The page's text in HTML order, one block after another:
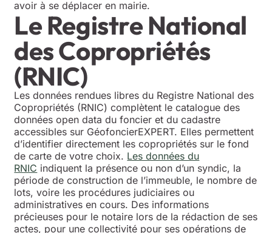
avoir à se déplacer en mairie.
Le Registre National
des Copropriétés
(RNIC)
Les données rendues libres du Registre National des
Copropriétés (RNIC) complètent le catalogue des
données open data du foncier et du cadastre
accessibles sur GéofoncierEXPERT. Elles permettent
d’identifier directement les copropriétés sur le fond
de carte de votre choix. Les données du
RNIC indiquent la présence ou non d’un syndic, la
période de construction de l’immeuble, le nombre de
lots, voire les procédures judiciaires ou
administratives en cours. Des informations
précieuses pour le notaire lors de la rédaction de ses
actes, pour une collectivité pour ses opérations de